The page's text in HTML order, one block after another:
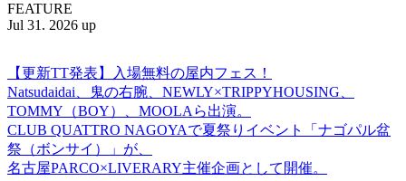
FEATURE
Jul 31. 2026 up
【更新TT発表】入場無料の屋内フェス！
Natsudaidai、鬼の右腕、NEWLY×TRIPPYHOUSING、
TOMMY（BOY）、MOOLAら出演。
CLUB QUATTRO NAGOYAで夏祭りイベント「ナゴパル盆
祭（ボンサイ）」が、
名古屋PARCO×LIVERARY主催企画として開催。